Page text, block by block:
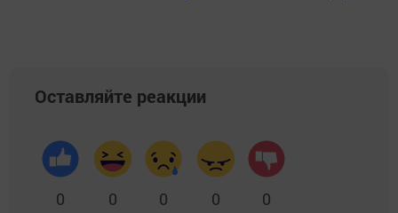
Оставляйте реакции
0 0 0 0 0